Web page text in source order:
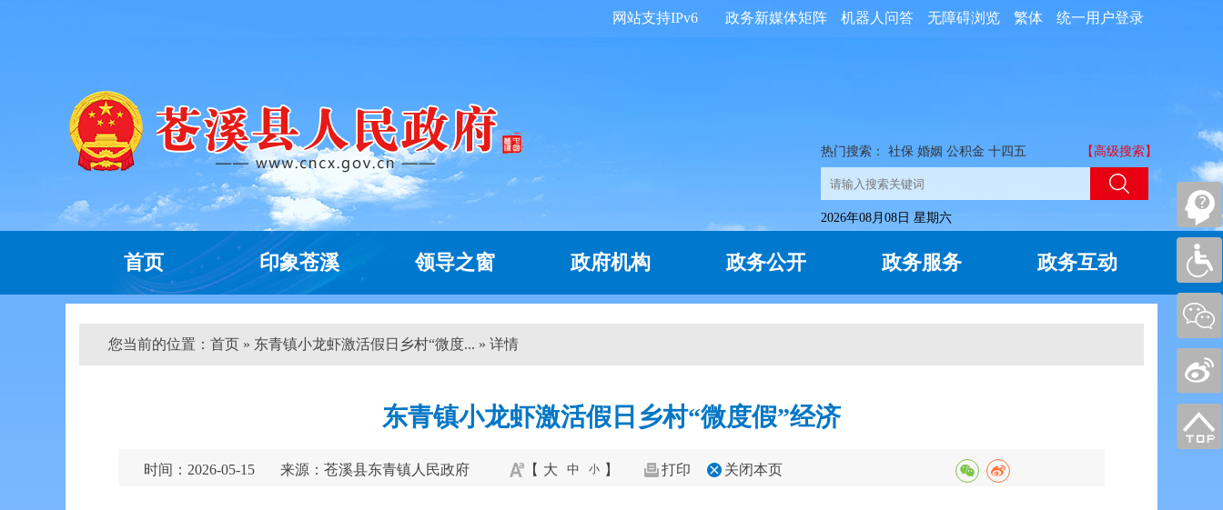
统一用户登录
繁体
无障碍浏览
机器人问答
政务新媒体矩阵
网站支持IPv6
热门搜索： 社保 婚姻 公积金 十四五 【高级搜索】
2026年08月08日 星期六
首页 印象苍溪 领导之窗 政府机构 政务公开 政务服务 政务互动
您当前的位置： 首页 » 东青镇小龙虾激活假日乡村“微度... » 详情
东青镇小龙虾激活假日乡村“微度假”经济
时间：2026-05-15 来源：苍溪县东青镇人民政府 【 大 中 小 】 打印 关闭本页